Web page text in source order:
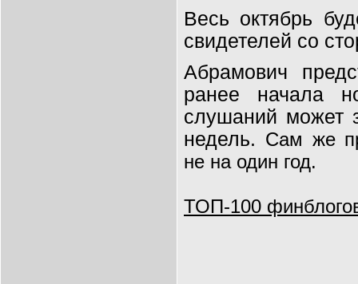
Весь октябрь
свидетелей со
Абрамович
ранее начала
слушаний может
недель. Сам же
не на один год.
ТОП-100